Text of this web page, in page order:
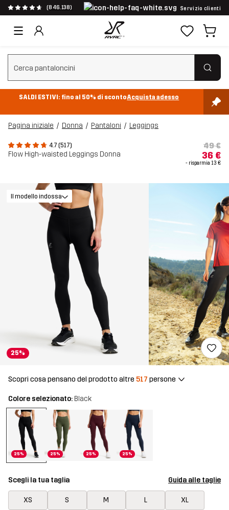
(846.138) Servizio clienti
Cancella ricerca
SALDI ESTIVI: fino al 50% di scontoAcquista adesso
Pagina iniziale Donna Pantaloni Leggings
4.7 (517)
Flow High-waisted Leggings Donna
49 €
36 €
- risparmia 13 €
25%
Il modello indossa
Scopri cosa pensano del prodotto altre 517 persone
Colore selezionato: Black
25% 25% 25% 25%
Scegli la tua taglia Guida alle taglie
XS S M L XL